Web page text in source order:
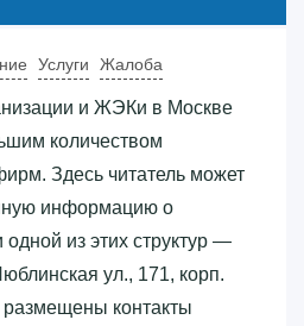
Услуги Жалоба
и ЖЭКи в Москве
количеством
Здесь читатель может
информацию о
из этих структур —
ул., 171, корп.
контакты